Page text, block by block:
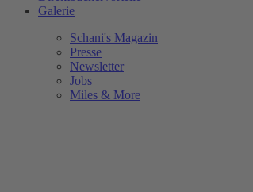
Galerie
Schani's Magazin
Presse
Newsletter
Jobs
Miles & More